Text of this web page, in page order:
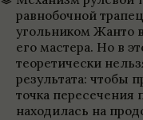
рав­но­боч­ной
уголь­ни­ком Жанто
его мастера. Но в
тео­ре­ти­че­ски
результата: чтобы
точка пере­се­че­ния
нахо­ди­лась на